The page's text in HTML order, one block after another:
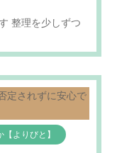
整理を少しずつ
【よりびと】